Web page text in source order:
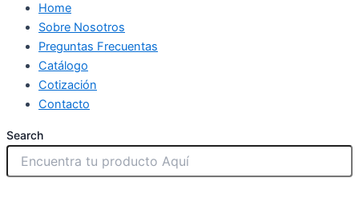
Home
Sobre Nosotros
Preguntas Frecuentas
Catálogo
Cotización
Contacto
Search